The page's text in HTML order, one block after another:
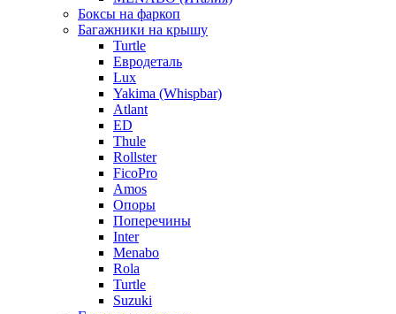
Боксы на фаркоп
Багажники на крышу
Turtle
Евродеталь
Lux
Yakima (Whispbar)
Atlant
ED
Thule
Rollster
FicoPro
Amos
Опоры
Поперечины
Inter
Menabo
Rola
Turtle
Suzuki